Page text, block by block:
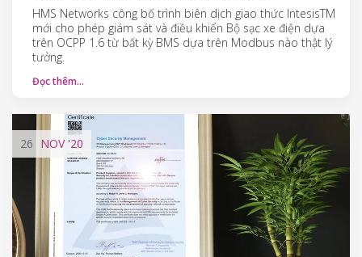
HMS Networks công bố trình biên dịch giao thức IntesisTM
mới cho phép giám sát và điều khiển Bộ sạc xe điện dựa
trên OCPP 1.6 từ bất kỳ BMS dựa trên Modbus nào thật lý
tưởng.
Đọc thêm…
26 NOV'20